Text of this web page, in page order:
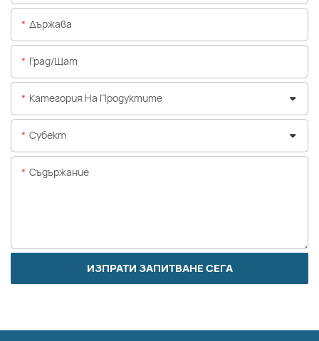
Държава
Град/щат
Категория На Продуктите
Субект
Съдържание
ИЗПРАТИ ЗАПИТВАНЕ СЕГА